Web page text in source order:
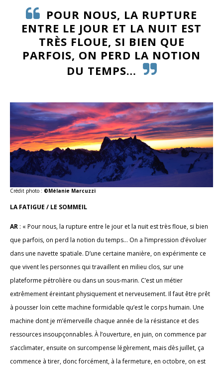
POUR NOUS, LA RUPTURE
ENTRE LE JOUR ET LA NUIT EST
TRÈS FLOUE, SI BIEN QUE
PARFOIS, ON PERD LA NOTION
DU TEMPS…
Crédit photo : ©Mélanie Marcuzzi
LA FATIGUE / LE SOMMEIL
AR : « Pour nous, la rupture entre le jour et la nuit est très floue, si bien
que parfois, on perd la notion du temps… On a l’impression d’évoluer
dans une navette spatiale. D’une certaine manière, on expérimente ce
que vivent les personnes qui travaillent en milieu clos, sur une
plateforme pétrolière ou dans un sous-marin. C’est un métier
extrêmement éreintant physiquement et nerveusement. Il faut être prêt
à pousser loin cette machine formidable qu’est le corps humain. Une
machine dont je m’émerveille chaque année de la résistance et des
ressources insoupçonnables. À l’ouverture, en juin, on commence par
s’acclimater, ensuite on surcompense légèrement, mais dès juillet, ça
commence à tirer, donc forcément, à la fermeture, en octobre, on est